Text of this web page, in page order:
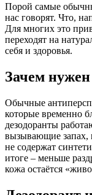
Порой самые
нас говорят. Что,
Для многих это
переходят на
себя и здоровья.
Зачем
Обычные
которые временно
дезодоранты
вызывающие запах,
не содержат
итоге – меньше
кожа остаётся